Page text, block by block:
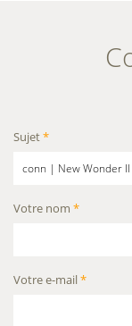
Sujet*
Votre nom *
Votre e-mail*